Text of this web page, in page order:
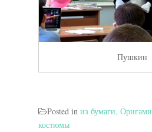
Пушкин
Posted in из бумаги, Оригами
костюмы